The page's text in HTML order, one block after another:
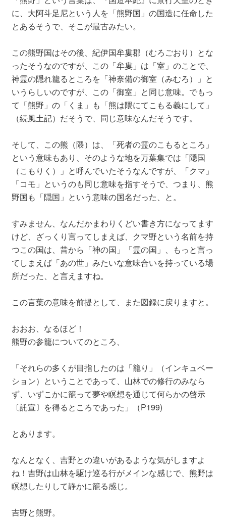
に、大阿斗足尼という人を「熊野国」の国造に任命した
とあるそうで、そこが最古みたい。
この熊野国はその後、紀伊国牟婁郡（むろごおり）とな
ったそうなのですが、この「牟婁」は「室」のことで、
神霊の隠れ籠るところを「神奈備の御室（みむろ）」と
いうらしいのですが、この「御室」と同じ意味。でもっ
て「熊野」の「くま」も「熊は隈にてこもる義にして」
（続風土記）だそうで、同じ意味なんだそうです。
そして、この熊（隈）は、「死者の霊のこもるところ」
という意味もあり、そのような地を万葉集では「隠国
（こもりく）」と呼んでいたそうなんですが、「クマ」
「コモ」というのも同じ意味を指すそうで、つまり、熊
野国も「隠国」という意味の国名だった、と。
すみません、なんだかまわりくどい書き方になってます
けど、ざっくり言ってしまえば、クマ野という名前を持
つこの国は、昔から「神の国」「霊の国」、もっと言っ
てしまえば「あの世」みたいな意味合いを持っている場
所だった、と言えますね。
この言葉の意味を前提として、また図録に戻りますと。
おおお、なるほど！
熊野の参籠についてのところ、
「それらの多くが目指したのは「籠り」（インキュベー
ション）ということであって、山林での修行のみなら
ず、いずこかに籠って夢や瞑想を通じて何らかの啓示
〔託宣〕を得るところであった」（P199)
とあります。
なんとなく、吉野との違いがあるような気がしますよ
ね！吉野は山林を駆け巡る行がメインな感じで、熊野は
瞑想したりして静かに籠る感じ。
吉野と熊野。